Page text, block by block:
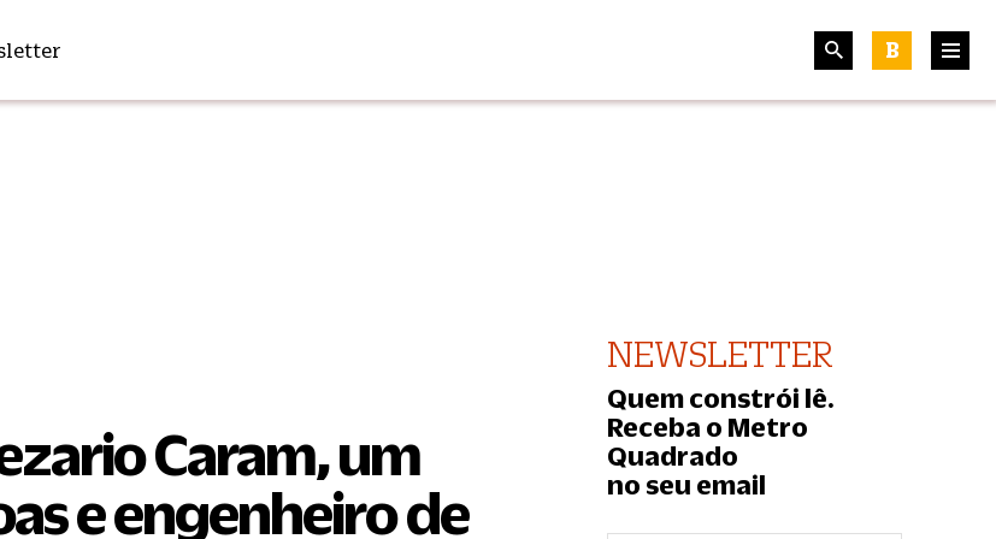
B
Caram, um
e engenheiro de
NEWSLETTER
Quem constrói lê.
Receba o Metro
Quadrado
no seu email